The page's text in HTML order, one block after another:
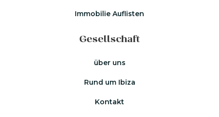
Immobilie Auflisten
Gesellschaft
über uns
Rund um Ibiza
Kontakt